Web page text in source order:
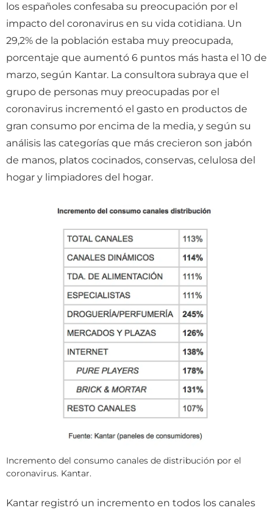
los españoles confesaba su preocupación por el
impacto del coronavirus en su vida cotidiana. Un
29,2% de la población estaba muy preocupada,
porcentaje que aumentó 6 puntos más hasta el 10 de
marzo, según Kantar. La consultora subraya que el
grupo de personas muy preocupadas por el
coronavirus incrementó el gasto en productos de
gran consumo por encima de la media, y según su
análisis las categorías que más crecieron son jabón
de manos, platos cocinados, conservas, celulosa del
hogar y limpiadores del hogar.
Incremento del consumo canales de distribución por el
coronavirus. Kantar.
Kantar registró un incremento en todos los canales